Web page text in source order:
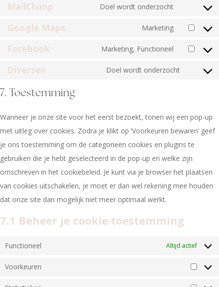
MailChimp Doel wordt onderzocht
Google Maps Marketing
Facebook Marketing, Functioneel
Diversen Doel wordt onderzocht
7. Toestemming
Wanneer je onze site voor het eerst bezoekt, tonen wij een pop-up
met uitleg over cookies. Zodra je klikt op ‘Voorkeuren bewaren’ geef
je ons toestemming om de categorieën cookies en plugins te
gebruiken die je hebt geselecteerd in de pop-up en welke zijn
omschreven in het cookiebeleid. Je kunt via je browser het plaatsen
van cookies uitschakelen, je moet er dan wel rekening mee houden
dat onze site dan mogelijk niet meer optimaal werkt.
7.1 Beheer je cookie toestemming
Functioneel Altijd actief
Voorkeuren